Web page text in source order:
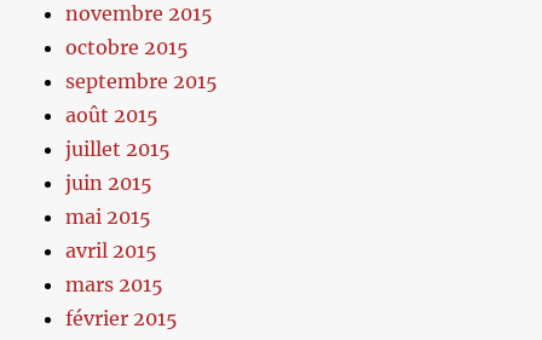
novembre 2015
octobre 2015
septembre 2015
août 2015
juillet 2015
juin 2015
mai 2015
avril 2015
mars 2015
février 2015